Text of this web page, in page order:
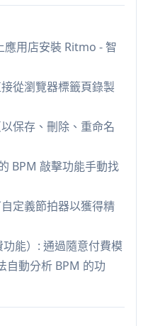
音頻錄音
器功能，用於精確的
以錄製音頻樣本，分
保持節奏一致性
用節拍器和 BPM 分析
可以從瀏覽器來源捕
織他們的錄音
分析歌曲節拍，並使
用店安裝 Ritmo - 智
從瀏覽器標籤頁錄製
保存、刪除、重命名
BPM 敲擊功能手動找
定義節拍器以獲得精
能）: 通過隨意付費模
自動分析 BPM 的功